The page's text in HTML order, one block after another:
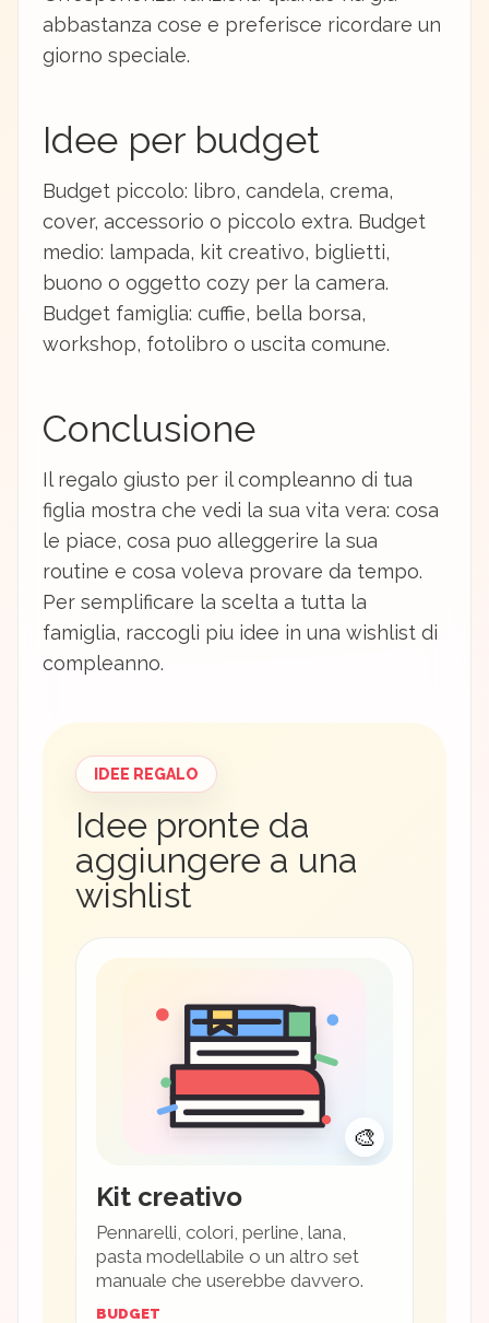
abbastanza cose e preferisce ricordare un
giorno speciale.
Idee per budget
Budget piccolo: libro, candela, crema,
cover, accessorio o piccolo extra. Budget
medio: lampada, kit creativo, biglietti,
buono o oggetto cozy per la camera.
Budget famiglia: cuffie, bella borsa,
workshop, fotolibro o uscita comune.
Conclusione
Il regalo giusto per il compleanno di tua
figlia mostra che vedi la sua vita vera: cosa
le piace, cosa puo alleggerire la sua
routine e cosa voleva provare da tempo.
Per semplificare la scelta a tutta la
famiglia, raccogli piu idee in una wishlist di
compleanno.
IDEE REGALO
Idee pronte da
aggiungere a una
wishlist
🎨
Kit creativo
Pennarelli, colori, perline, lana,
pasta modellabile o un altro set
manuale che userebbe davvero.
BUDGET